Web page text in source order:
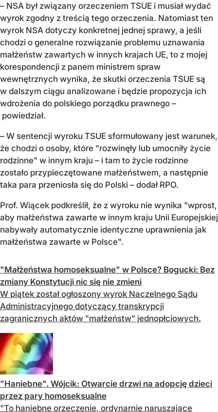
– NSA był związany orzeczeniem TSUE i musiał wydać
wyrok zgodny z treścią tego orzeczenia. Natomiast ten
wyrok NSA dotyczy konkretnej jednej sprawy, a jeśli
chodzi o generalne rozwiązanie problemu uznawania
małżeństw zawartych w innych krajach UE, to z mojej
korespondencji z panem ministrem spraw
wewnętrznych wynika, że skutki orzeczenia TSUE są
w dalszym ciągu analizowane i będzie propozycja ich
wdrożenia do polskiego porządku prawnego –
powiedział.
– W sentencji wyroku TSUE sformułowany jest warunek,
że chodzi o osoby, które "rozwinęły lub umocniły życie
rodzinne" w innym kraju – i tam to życie rodzinne
zostało przypieczętowane małżeństwem, a następnie
taka para przeniosła się do Polski – dodał RPO.
Prof. Wiącek podkreślił, że z wyroku nie wynika "wprost,
aby małżeństwa zawarte w innym kraju Unii Europejskiej
nabywały automatycznie identyczne uprawnienia jak
małżeństwa zawarte w Polsce".
"Małżeństwa homoseksualne" w Polsce? Bogucki: Bez
zmiany Konstytucji nic się nie zmieni
W piątek został ogłoszony wyrok Naczelnego Sądu
Administracyjnego dotyczący transkrypcji
zagranicznych aktów "małżeństw" jednopłciowych.
"Haniebne". Wójcik: Otwarcie drzwi na adopcję dzieci
przez pary homoseksualne
"To haniebne orzeczenie, ordynarnie naruszające